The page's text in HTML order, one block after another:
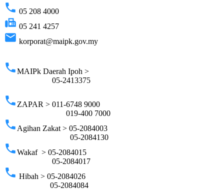
phone 05 208 4000
fax 05 241 4257
email korporat@maipk.gov.my
phoneMAIPk Daerah Ipoh >
05-2413375
phone ZAPAR > 011-6748 9000
019-400 7000
phone Agihan Zakat > 05-2084003
05-2084130
phoneWakaf > 05-2084015
05-2084017
phone Hibah > 05-2084026
05-2084084